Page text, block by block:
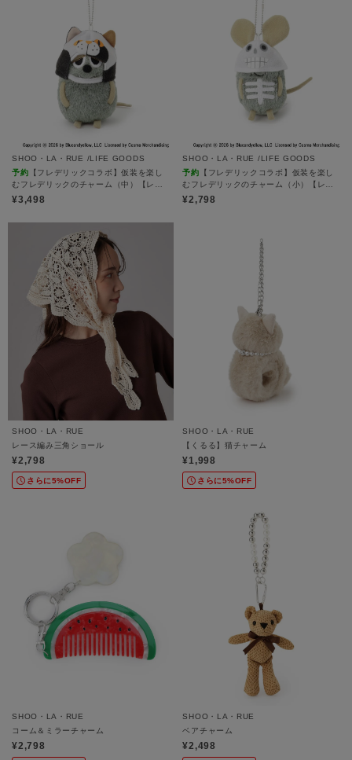
SHOO・LA・RUE /LIFE GOODS
予約 【フレデリックコラボ】仮装を楽し
むフレデリックのチャーム（中）【レ
オ・レオニ】
¥3,498
SHOO・LA・RUE /LIFE GOODS
予約 【フレデリックコラボ】仮装を楽し
むフレデリックのチャーム（小）【レ
オ・レオニ】
¥2,798
SHOO・LA・RUE
レース編み三角ショール
¥2,798
さらに5%OFF
SHOO・LA・RUE
【くるる】猫チャーム
¥1,998
さらに5%OFF
SHOO・LA・RUE
コーム＆ミラーチャーム
¥2,798
SHOO・LA・RUE
ベアチャーム
¥2,498